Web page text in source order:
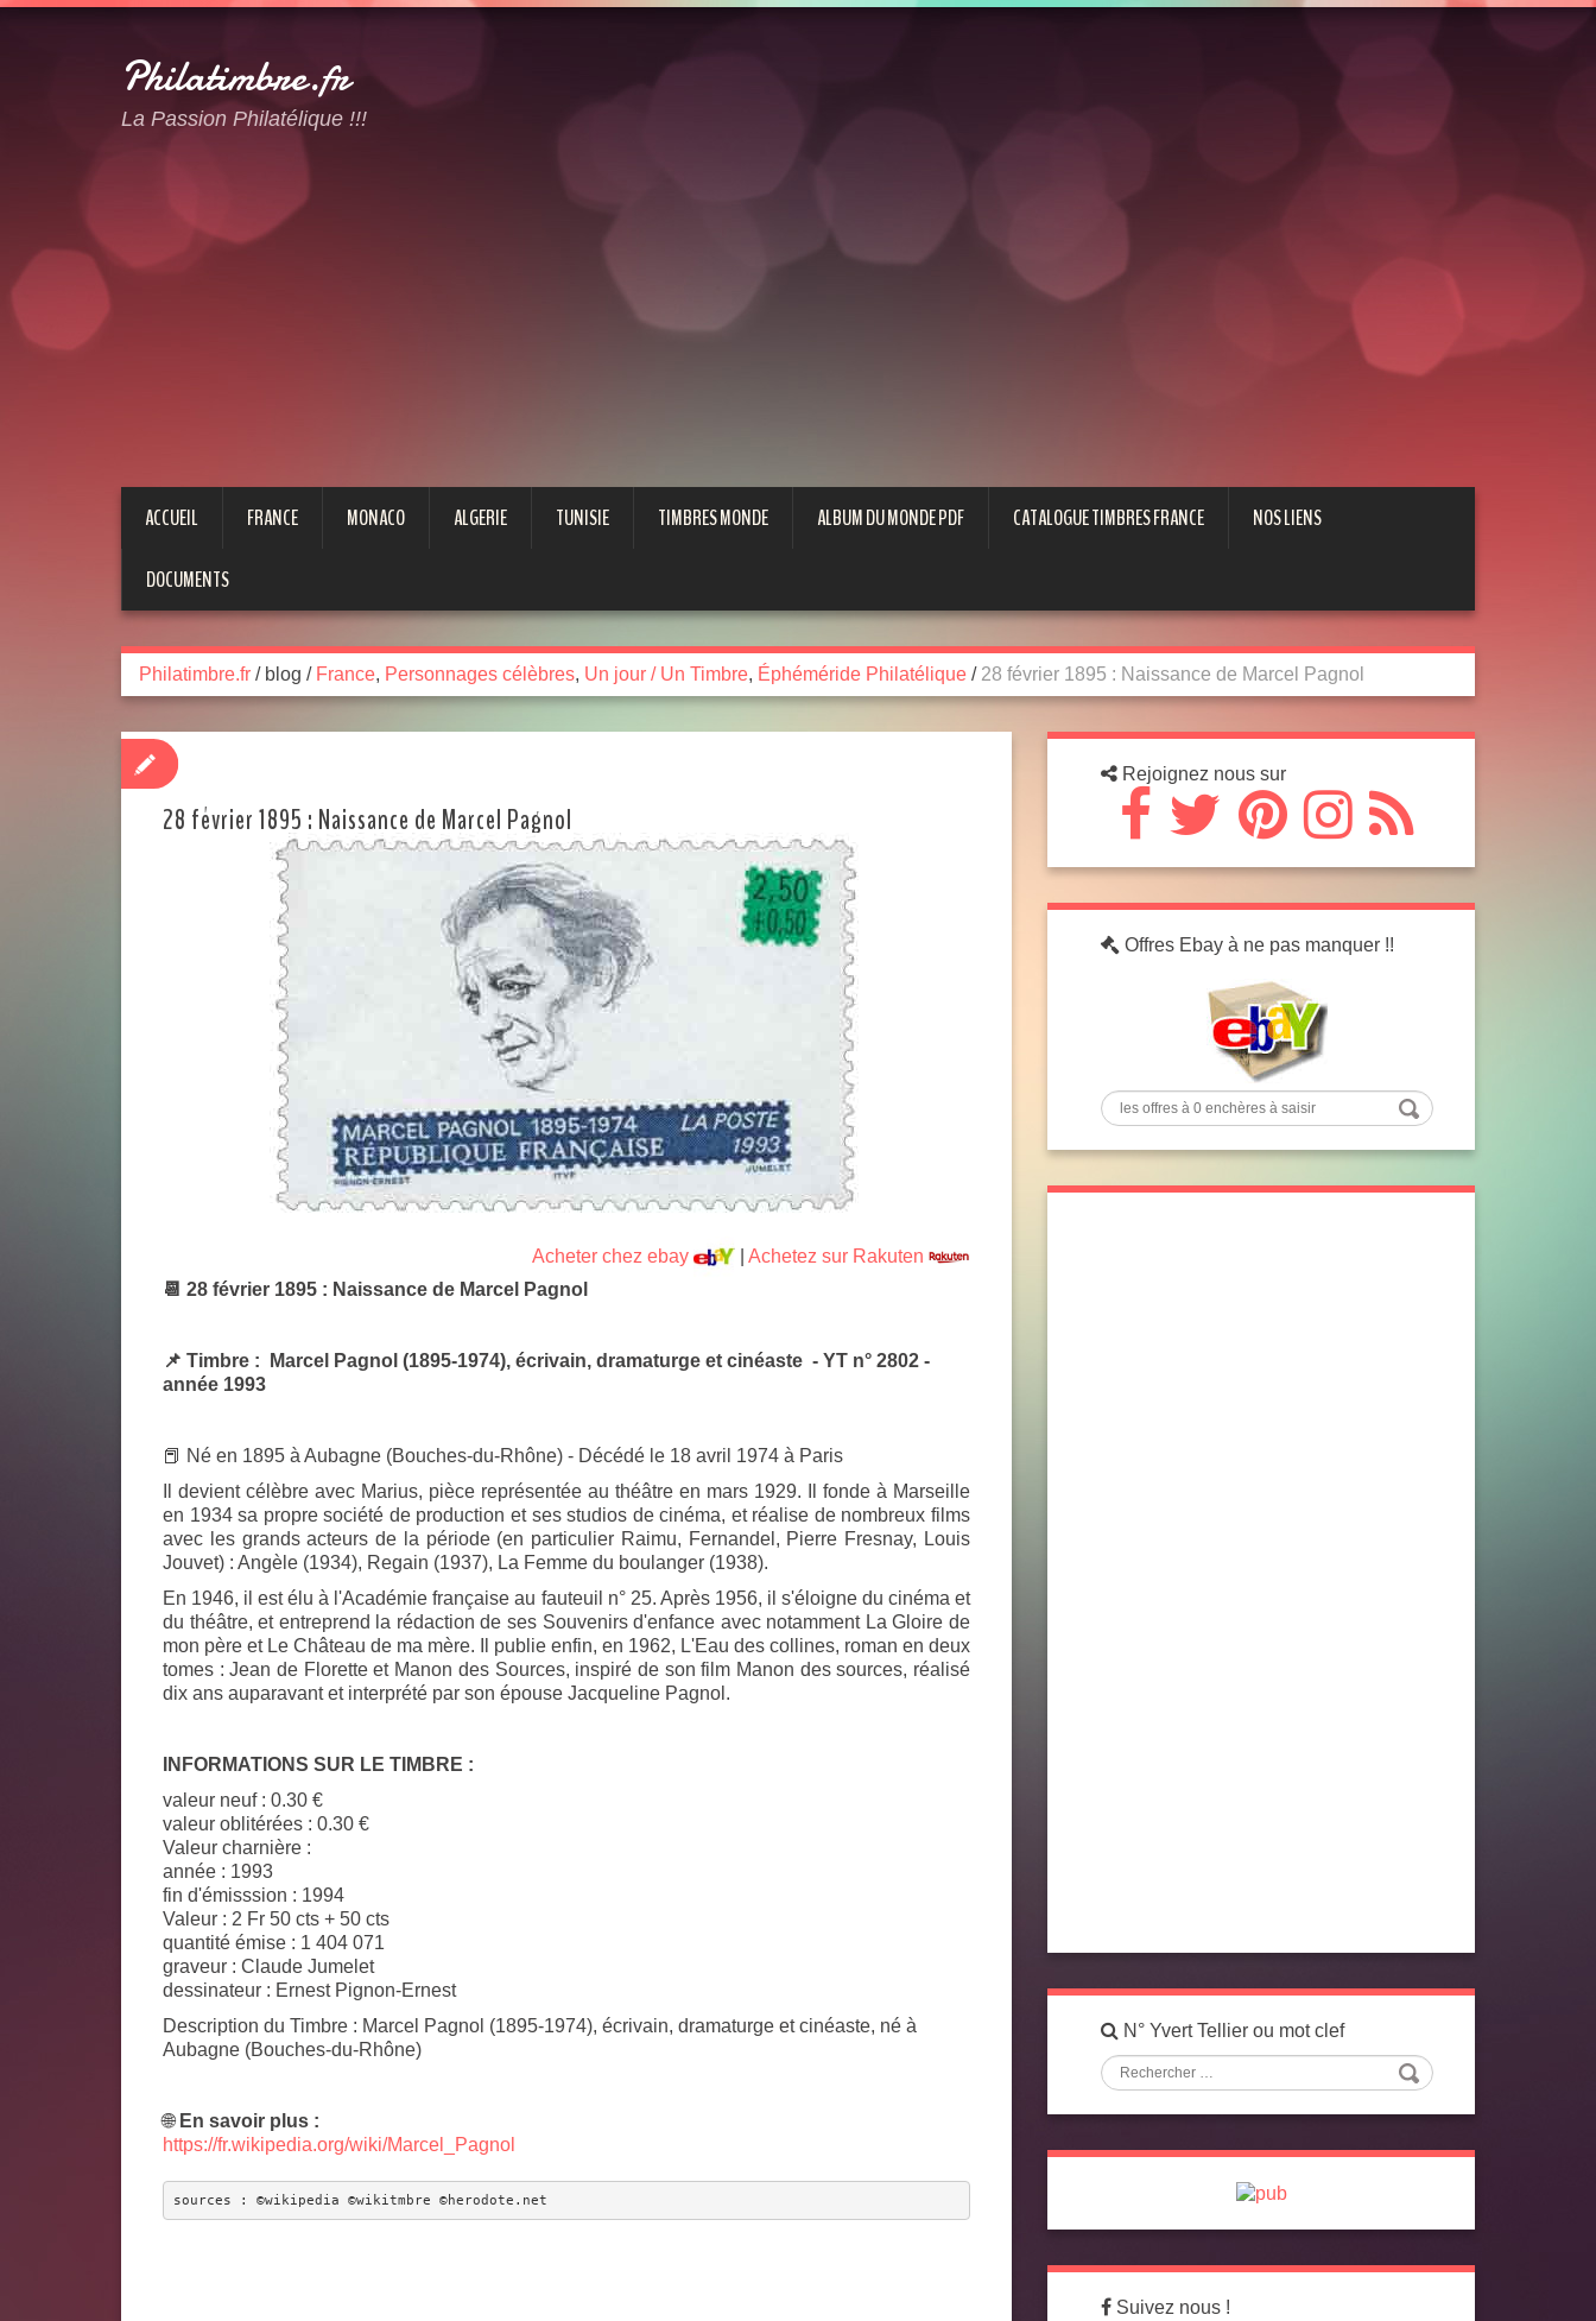
Philatimbre.fr
La Passion Philatélique !!!
ACCUEIL FRANCE MONACO ALGERIE TUNISIE TIMBRES MONDE ALBUM DU MONDE PDF CATALOGUE TIMBRES FRANCE NOS LIENS
DOCUMENTS
Philatimbre.fr /blog / France, Personnages célèbres, Un jour / Un Timbre, Éphéméride Philatélique / 28 février 1895 : Naissance de Marcel Pagnol
28 février 1895 : Naissance de Marcel Pagnol
Acheter chez ebay
Achetez sur Rakuten
📆 28 février 1895 : Naissance de Marcel Pagnol
📌 Timbre : Marcel Pagnol (1895-1974), écrivain, dramaturge et cinéaste - YT n° 2802 -
année 1993
📕 Né en 1895 à Aubagne (Bouches-du-Rhône) - Décédé le 18 avril 1974 à Paris
Il devient célèbre avec Marius, pièce représentée au théâtre en mars 1929. Il fonde à Marseille
en 1934 sa propre société de production et ses studios de cinéma, et réalise de nombreux films
avec les grands acteurs de la période (en particulier Raimu, Fernandel, Pierre Fresnay, Louis
Jouvet) : Angèle (1934), Regain (1937), La Femme du boulanger (1938).
En 1946, il est élu à l'Académie française au fauteuil n° 25. Après 1956, il s'éloigne du cinéma et
du théâtre, et entreprend la rédaction de ses Souvenirs d'enfance avec notamment La Gloire de
mon père et Le Château de ma mère. Il publie enfin, en 1962, L'Eau des collines, roman en deux
tomes :Jean de Floretteet Manon des Sources, inspiré de son film Manon des sources, réalisé
dix ans auparavant et interprété par son épouse Jacqueline Pagnol.
INFORMATIONS SUR LE TIMBRE :
valeur neuf : 0.30 €
valeur oblitérées : 0.30 €
Valeur charnière :
année : 1993
fin d'émisssion : 1994
Valeur : 2 Fr 50 cts + 50 cts
quantité émise : 1 404 071
graveur : Claude Jumelet
dessinateur : Ernest Pignon-Ernest
Description du Timbre : Marcel Pagnol (1895-1974), écrivain, dramaturge et cinéaste, né à
Aubagne (Bouches-du-Rhône)
🌐 En savoir plus :
https://fr.wikipedia.org/wiki/Marcel_Pagnol
sources : ©wikipedia ©wikitmbre ©herodote.net
Rejoignez nous sur
Offres Ebay à ne pas manquer !!
N° Yvert Tellier ou mot clef
Suivez nous !